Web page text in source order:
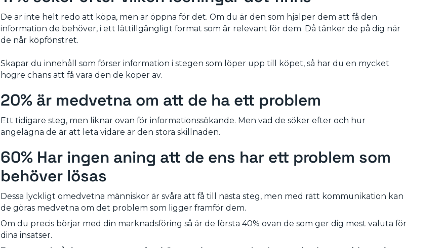
De är inte helt redo att köpa, men är öppna för det. Om du är den som hjälper dem att få den
information de behöver, i ett lättillgängligt format som är relevant för dem. Då tänker de på dig när
de når köpfönstret.
Skapar du innehåll som förser information i stegen som löper upp till köpet, så har du en mycket
högre chans att få vara den de köper av.
20% är medvetna om att de ha ett problem
Ett tidigare steg, men liknar ovan för informationssökande. Men vad de söker efter och hur
angelägna de är att leta vidare är den stora skillnaden.
60% Har ingen aning att de ens har ett problem som
behöver lösas
Dessa lyckligt omedvetna människor är svåra att få till nästa steg, men med rätt kommunikation kan
de göras medvetna om det problem som ligger framför dem.
Om du precis börjar med din marknadsföring så är de första 40% ovan de som ger dig mest valuta för
dina insatser.